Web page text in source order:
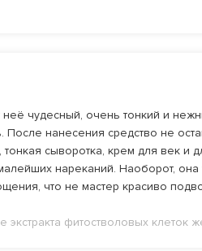
чудесный, очень тонкий и
нанесения средство не
сыворотка, крем для век и
нареканий. Наоборот, она
что не мастер красиво
экстракта фитостволовых клеток